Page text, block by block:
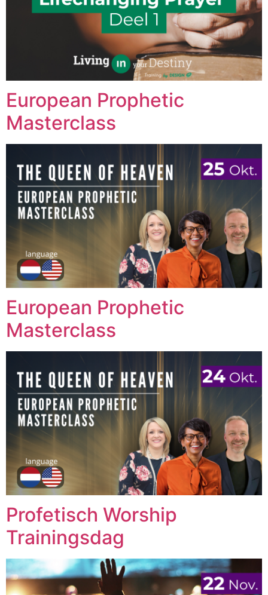
European Prophetic
Masterclass
European Prophetic
Masterclass
Profetisch Worship
Trainingsdag